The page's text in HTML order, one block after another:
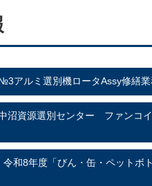
アルミ選別機ロータAssy修繕業
沼資源選別センター ファンコ
和8年度「びん・缶・ペットボ